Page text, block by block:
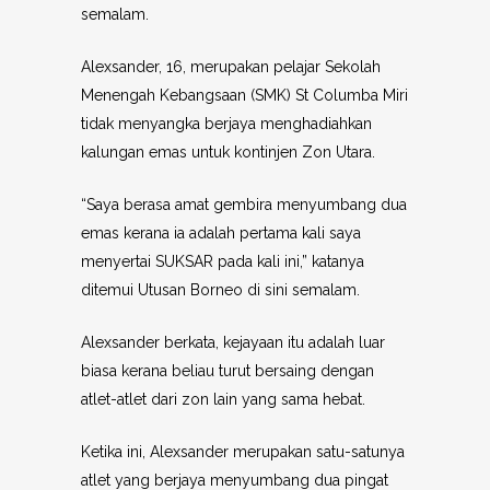
semalam.
Alexsander, 16, merupakan pelajar Sekolah
Menengah Kebangsaan (SMK) St Columba Miri
tidak menyangka berjaya menghadiahkan
kalungan emas untuk kontinjen Zon Utara.
“Saya berasa amat gembira menyumbang dua
emas kerana ia adalah pertama kali saya
menyertai SUKSAR pada kali ini,” katanya
ditemui Utusan Borneo di sini semalam.
Alexsander berkata, kejayaan itu adalah luar
biasa kerana beliau turut bersaing dengan
atlet-atlet dari zon lain yang sama hebat.
Ketika ini, Alexsander merupakan satu-satunya
atlet yang berjaya menyumbang dua pingat